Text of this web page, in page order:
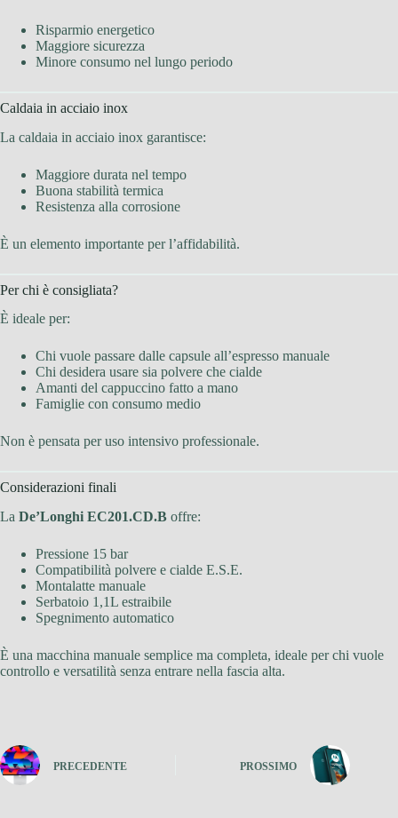
Risparmio energetico
Maggiore sicurezza
Minore consumo nel lungo periodo
Caldaia in acciaio inox
La caldaia in acciaio inox garantisce:
Maggiore durata nel tempo
Buona stabilità termica
Resistenza alla corrosione
È un elemento importante per l’affidabilità.
Per chi è consigliata?
È ideale per:
Chi vuole passare dalle capsule all’espresso manuale
Chi desidera usare sia polvere che cialde
Amanti del cappuccino fatto a mano
Famiglie con consumo medio
Non è pensata per uso intensivo professionale.
Considerazioni finali
La De’Longhi EC201.CD.B offre:
Pressione 15 bar
Compatibilità polvere e cialde E.S.E.
Montalatte manuale
Serbatoio 1,1L estraibile
Spegnimento automatico
È una macchina manuale semplice ma completa, ideale per chi vuole
controllo e versatilità senza entrare nella fascia alta.
PRECEDENTE PROSSIMO